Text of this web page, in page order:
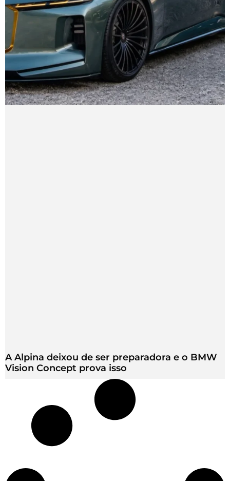
A Alpina deixou de ser preparadora e o BMW
Vision Concept prova isso